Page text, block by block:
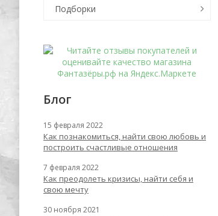
-62% Хит
Подборки
Блог
15 февраля 2022
Как познакомиться, найти свою любовь и
построить счастливые отношения
7 февраля 2022
Как преодолеть кризисы, найти себя и
свою мечту
30 ноября 2021